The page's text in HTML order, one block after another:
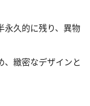
永久的に残り、異物
、緻密なデザインと